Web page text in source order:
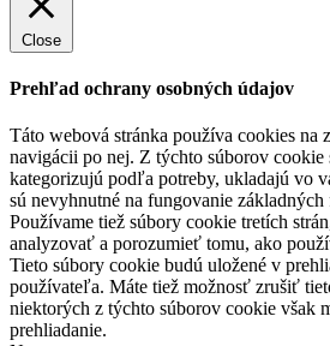
Close
Prehľad ochrany osobných údajov
Táto webová stránka používa cookies na
navigácii po nej. Z týchto súborov cookie
kategorizujú podľa potreby, ukladajú vo
sú nevyhnutné na fungovanie
Používame tiež súbory cookie tretích
analyzovať a porozumieť tomu, ako
Tieto súbory cookie budú uložené v
používateľa. Máte tiež možnosť zrušiť
niektorých z týchto súborov cookie však
prehliadanie.